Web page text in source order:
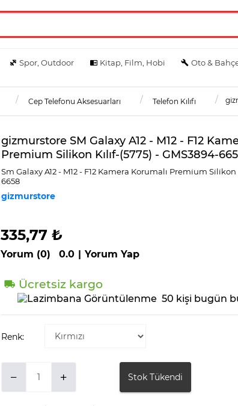
Spor, Outdoor Kitap, Film, Hobi Oto &
Cep Telefonu Aksesuarları Telefon Kılıfı
gizmurstore SM Galaxy A12 - M12 - F12
Premium Silikon Kılıf-(5775) - GMS3894-
Sm Galaxy A12 - M12 - F12 Kamera Korumalı Premi̇um Si̇li̇kon
6658
gizmurstore
335,77 ₺
Yorum (0) 0.0 | Yorum Yap
Ücretsiz kargo
50 kişi bugün
Renk:
Stok Tükendi